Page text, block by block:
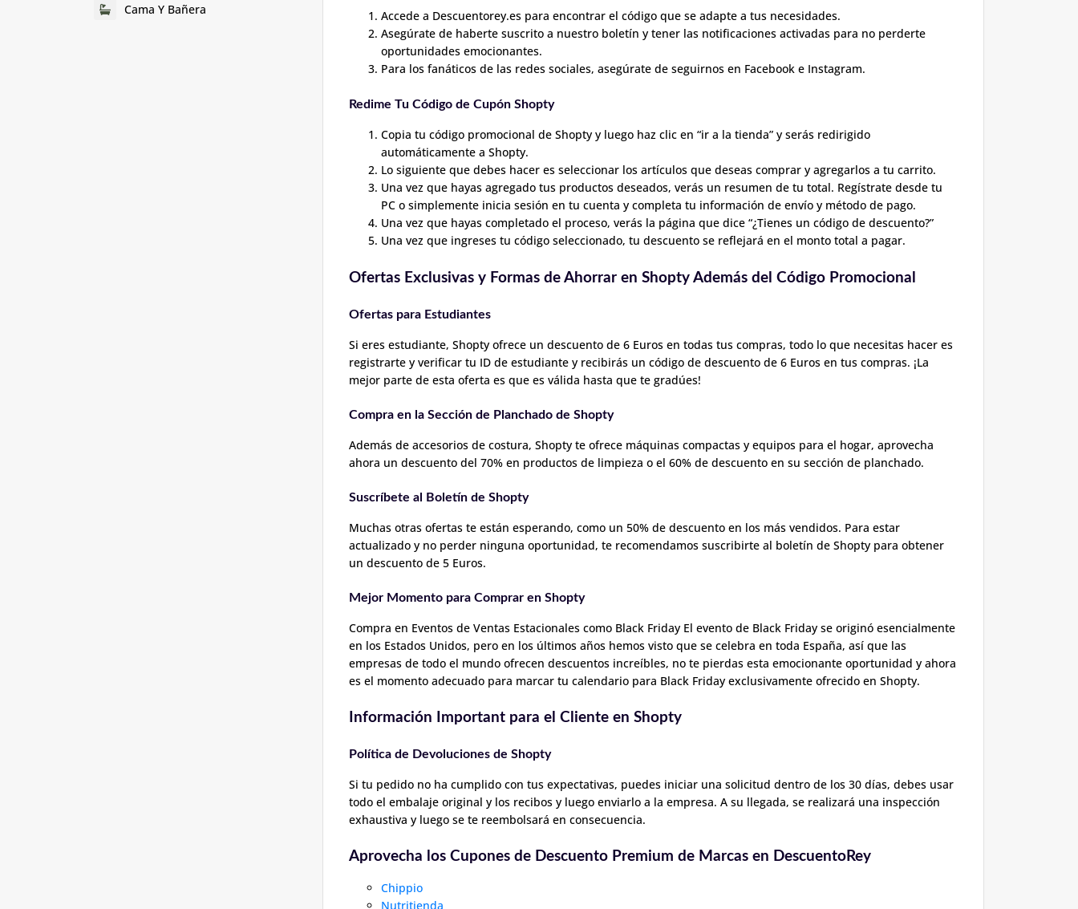
Accede a Descuentorey.es para encontrar el código que se adapte a tus necesidades.
Asegúrate de haberte suscrito a nuestro boletín y tener las notificaciones activadas para no perderte
oportunidades emocionantes.
Para los fanáticos de las redes sociales, asegúrate de seguirnos en Facebook e Instagram.
Redime Tu Código de Cupón Shopty
Copia tu código promocional de Shopty y luego haz clic en “ir a la tienda” y serás redirigido
automáticamente a Shopty.
Lo siguiente que debes hacer es seleccionar los artículos que deseas comprar y agregarlos a tu carrito.
Una vez que hayas agregado tus productos deseados, verás un resumen de tu total. Regístrate desde tu
PC o simplemente inicia sesión en tu cuenta y completa tu información de envío y método de pago.
Una vez que hayas completado el proceso, verás la página que dice “¿Tienes un código de descuento?”
Una vez que ingreses tu código seleccionado, tu descuento se reflejará en el monto total a pagar.
Ofertas Exclusivas y Formas de Ahorrar en Shopty Además del Código Promocional
Ofertas para Estudiantes
Si eres estudiante, Shopty ofrece un descuento de 6 Euros en todas tus compras, todo lo que necesitas hacer es
registrarte y verificar tu ID de estudiante y recibirás un código de descuento de 6 Euros en tus compras. ¡La
mejor parte de esta oferta es que es válida hasta que te gradúes!
Compra en la Sección de Planchado de Shopty
Además de accesorios de costura, Shopty te ofrece máquinas compactas y equipos para el hogar, aprovecha
ahora un descuento del 70% en productos de limpieza o el 60% de descuento en su sección de planchado.
Suscríbete al Boletín de Shopty
Muchas otras ofertas te están esperando, como un 50% de descuento en los más vendidos. Para estar
actualizado y no perder ninguna oportunidad, te recomendamos suscribirte al boletín de Shopty para obtener
un descuento de 5 Euros.
Mejor Momento para Comprar en Shopty
Compra en Eventos de Ventas Estacionales como Black Friday El evento de Black Friday se originó esencialmente
en los Estados Unidos, pero en los últimos años hemos visto que se celebra en toda España, así que las
empresas de todo el mundo ofrecen descuentos increíbles, no te pierdas esta emocionante oportunidad y ahora
es el momento adecuado para marcar tu calendario para Black Friday exclusivamente ofrecido en Shopty.
Información Important para el Cliente en Shopty
Política de Devoluciones de Shopty
Si tu pedido no ha cumplido con tus expectativas, puedes iniciar una solicitud dentro de los 30 días, debes usar
todo el embalaje original y los recibos y luego enviarlo a la empresa. A su llegada, se realizará una inspección
exhaustiva y luego se te reembolsará en consecuencia.
Aprovecha los Cupones de Descuento Premium de Marcas en DescuentoRey
Chippio
Nutritienda
Cama Y Bañera